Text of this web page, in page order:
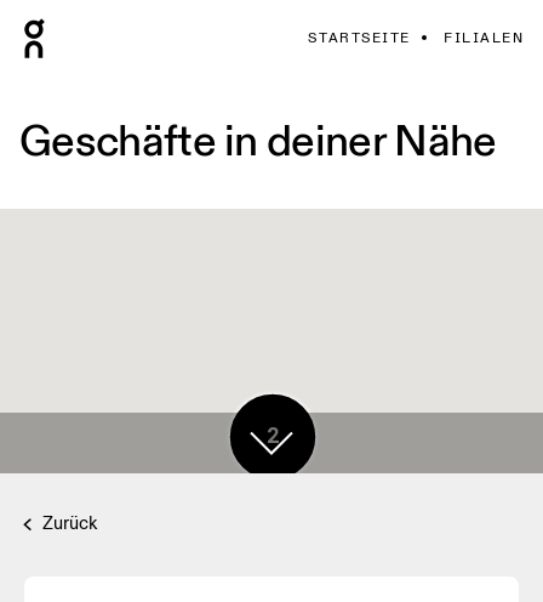
STARTSEITE FILIALEN
Geschäfte in deiner Nähe
2
Zurück